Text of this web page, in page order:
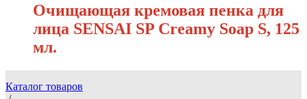
Очищающая кремовая пенка для
лица SENSAI SP Creamy Soap S, 125
мл.
Каталог товаров